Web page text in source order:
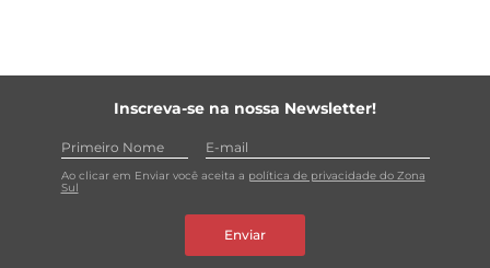
Inscreva-se na nossa Newsletter!
Ao clicar em Enviar você aceita a política de privacidade do Zona
Sul
Enviar